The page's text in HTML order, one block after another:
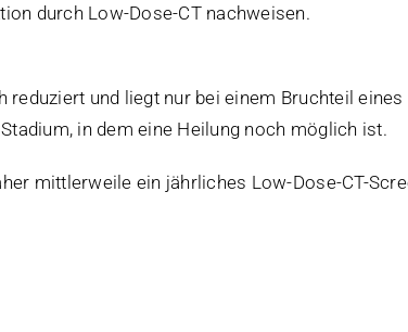
durch Low-Dose-CT nachweisen.
und liegt nur bei einem Bruchteil
in dem eine Heilung noch möglich ist.
mittlerweile ein jährliches Low-Dose-CT-